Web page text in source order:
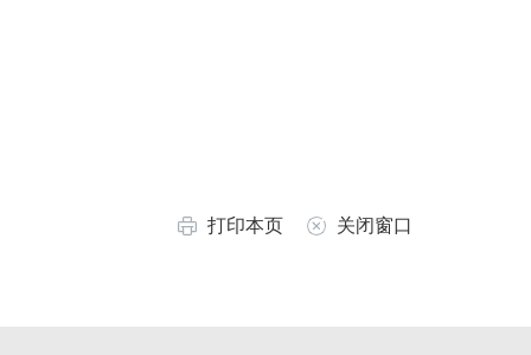
打印本页 关闭窗口